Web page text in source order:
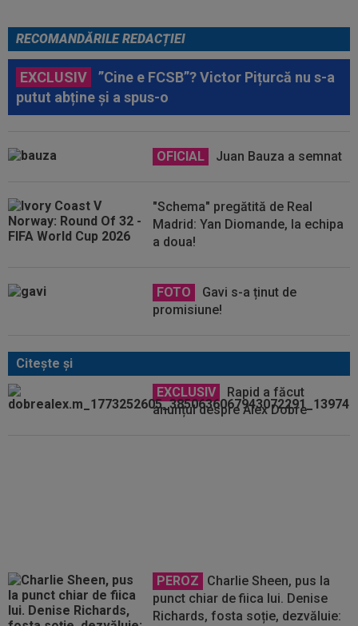
RECOMANDĂRILE REDACȚIEI
EXCLUSIV
”Cine e FCSB”? Victor Pițurcă nu s-a
putut abține și a spus-o
OFICIAL Juan Bauza a semnat
"Schema" pregătită de Real
Madrid: Yan Diomande, la echipa
a doua!
FOTO
Gavi s-a ținut de
promisiune!
Citeşte şi
EXCLUSIV
Rapid a făcut
anunțul despre Alex Dobre
PEROZ
Charlie Sheen, pus la
punct chiar de fiica lui. Denise
Richards, fosta soție, dezvăluie: